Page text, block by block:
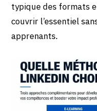
typique des formats
couvrir l’essentiel
apprenants.